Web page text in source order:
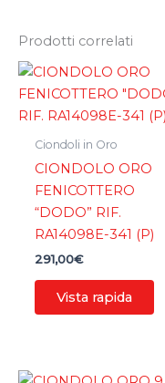
Prodotti correlati
Ciondoli in Oro
CIONDOLO ORO
FENICOTTERO
“DODO” RIF.
RA14098E-341 (P)
291,00€
Vista rapida